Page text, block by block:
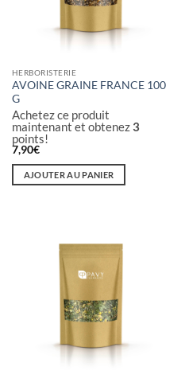
page
du
produit
HERBORISTERIE
AVOINE GRAINE FRANCE 100
G
Achetez ce produit
maintenant et obtenez3
points!
7,90€
AJOUTER AU PANIER